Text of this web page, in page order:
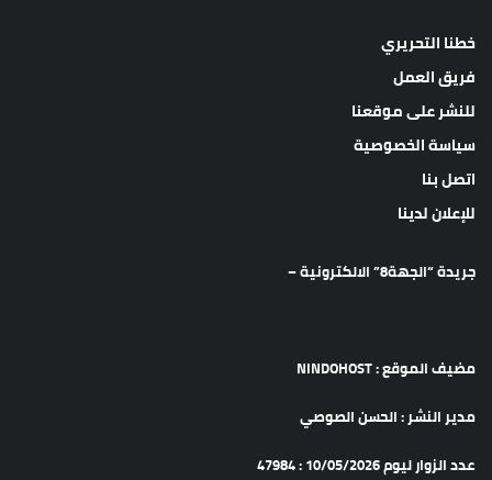
خطنا التحريري
فريق العمل
للنشر على موقعنا
سياسة الخصوصية
اتصل بنا
للإعلان لدينا
جريدة “الجهة8” الالكترونية –
مضيف الموقع : NINDOHOST
مدير النشر : الحسن الصوصي
عدد الزوار ليوم 10/05/2026 : 47984